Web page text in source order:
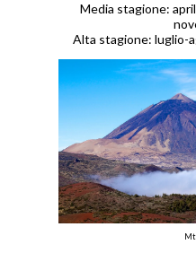
Media stagione:
Alta stagione: luglio-